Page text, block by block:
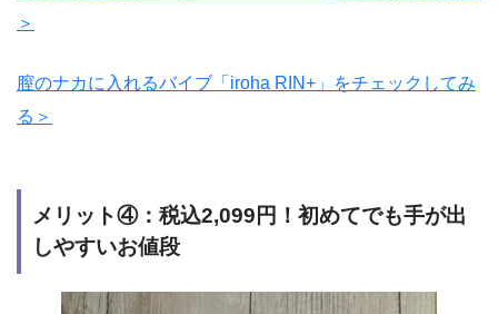
＞
膣のナカに入れるバイブ「iroha RIN+」をチェックしてみ
る＞
メリット④：税込2,099円！初めてでも手が出
しやすいお値段